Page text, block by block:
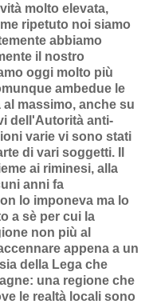
molto elevata,
ripetuto noi siamo
abbiamo
il nostro
oggi molto più
ambedue le
massimo, anche su
dell'Autorità anti-
varie vi sono stati
di vari soggetti. Il
ai riminesi, alla
anni fa
lo imponeva ma lo
a sè per cui la
non più al
appena a un
della Lega che
una regione che
le realtà locali sono